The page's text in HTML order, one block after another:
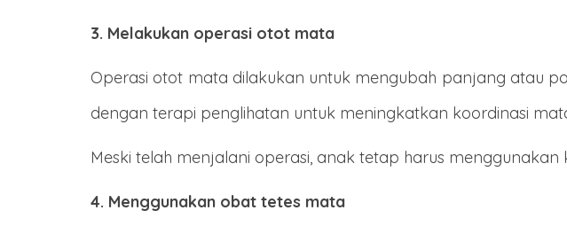
3. Melakukan operasi otot mata
Operasi otot mata dilakukan untuk mengubah panjang atau
dengan terapi penglihatan untuk meningkatkan koordinasi
Meski telah menjalani operasi, anak tetap harus
4. Menggunakan obat tetes mata